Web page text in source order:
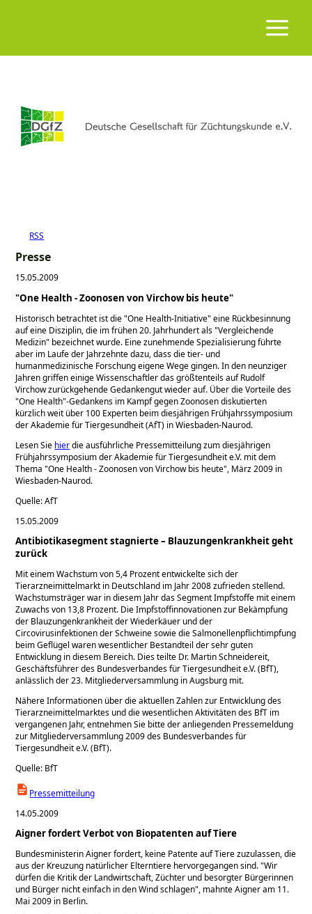
RSS
Presse
15.05.2009
"One Health - Zoonosen von Virchow bis heute"
Historisch betrachtet ist die One Health-Initiative eine Rückbesinnung
auf eine Disziplin, die im frühen 20. Jahrhundert als Vergleichende
Medizin bezeichnet wurde. Eine zunehmende Spezialisierung führte
aber im Laufe der Jahrzehnte dazu, dass die tier- und
humanmedizinische Forschung eigene Wege gingen. In den neunziger
Jahren griffen einige Wissenschaftler das größtenteils auf Rudolf
Virchow zurückgehende Gedankengut wieder auf. Über die Vorteile des
One Health -Gedankens im Kampf gegen Zoonosen diskutierten
kürzlich weit über 100 Experten beim diesjährigen Frühjahrssymposium
der Akademie für Tiergesundheit (AfT) in Wiesbaden-Naurod.
Lesen Sie hierdie ausführliche Pressemitteilung zum diesjährigen
Frühjahrssymposium der Akademie für Tiergesundheit e.V. mit dem
Thema One Health - Zoonosen von Virchow bis heute , März 2009 in
Wiesbaden-Naurod.
Quelle: AfT
15.05.2009
Antibiotikasegment stagnierte – Blauzungenkrankheit geht
zurück
Mit einem Wachstum von 5,4 Prozent entwickelte sich der
Tierarzneimittelmarkt in Deutschland im Jahr 2008 zufrieden stellend.
Wachstumsträger war in diesem Jahr das Segment Impfstoffe mit einem
Zuwachs von 13,8 Prozent. Die Impfstoffinnovationen zur Bekämpfung
der Blauzungenkrankheit der Wiederkäuer und der
Circovirusinfektionen der Schweine sowie die Salmonellenpflichtimpfung
beim Geflügel waren wesentlicher Bestandteil der sehr guten
Entwicklung in diesem Bereich. Dies teilte Dr. Martin Schneidereit,
Geschäftsführer des Bundesverbandes für Tiergesundheit e.V. (BfT),
anlässlich der 23. Mitgliederversammlung in Augsburg mit.
Nähere Informationen über die aktuellen Zahlen zur Entwicklung des
Tierarzneimittelmarktes und die wesentlichen Aktivitäten des BfT im
vergangenen Jahr, entnehmen Sie bitte der anliegenden Pressemeldung
zur Mitgliederversammlung 2009 des Bundesverbandes für
Tiergesundheit e.V. (BfT).
Quelle: BfT
Pressemitteilung
14.05.2009
Aigner fordert Verbot von Biopatenten auf Tiere
Bundesministerin Aigner fordert, keine Patente auf Tiere zuzulassen, die
aus der Kreuzung natürlicher Elterntiere hervorgegangen sind. Wir
dürfen die Kritik der Landwirtschaft, Züchter und besorgter Bürgerinnen
und Bürger nicht einfach in den Wind schlagen , mahnte Aigner am 11.
Mai 2009 in Berlin.